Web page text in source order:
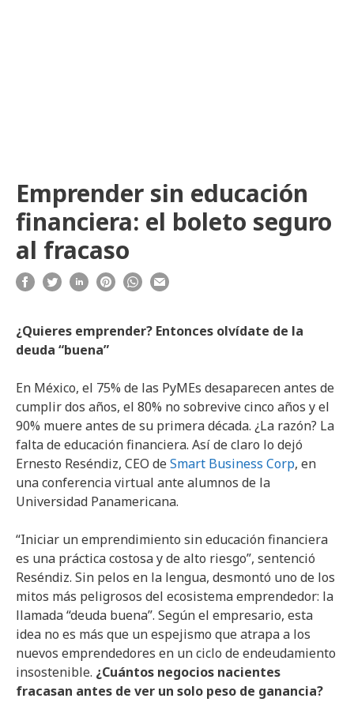
Emprender sin educación
financiera: el boleto seguro
al fracaso
¿Quieres emprender? Entonces olvídate de la
deuda “buena”
En México, el 75% de las PyMEs desaparecen antes de
cumplir dos años, el 80% no sobrevive cinco años y el
90% muere antes de su primera década. ¿La razón? La
falta de educación financiera. Así de claro lo dejó
Ernesto Reséndiz, CEO deSmart Business Corp, en
una conferencia virtual ante alumnos de la
Universidad Panamericana.
“Iniciar un emprendimiento sin educación financiera
es una práctica costosa y de alto riesgo”, sentenció
Reséndiz. Sin pelos en la lengua, desmontó uno de los
mitos más peligrosos del ecosistema emprendedor: la
llamada “deuda buena”. Según el empresario, esta
idea no es más que un espejismo que atrapa a los
nuevos emprendedores en un ciclo de endeudamiento
insostenible. ¿Cuántos negocios nacientes
fracasan antes de ver un solo peso de ganancia?